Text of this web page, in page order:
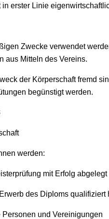
erster Linie
Zwecke verwendet
aus Mitteln des Vereins.
der Körperschaft fremd
begünstigt werden.
werden:
mit Erfolg abgelegt
des Diploms qualifiziert
und Vereinigungen